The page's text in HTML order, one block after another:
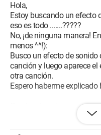
Hola,
Estoy buscando un efecto
eso es todo .......?????
No, ¡de ninguna manera!
menos ^^!):
Busco un efecto de sonido
canción y luego aparece el
otra canción.
Espero haberme explicado